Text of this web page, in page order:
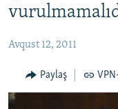
Axtarışa
QANUNI DOĞRU
ARAŞDIRMA
MULTIMEDIA
Avqust 12, 2011
Paylaş